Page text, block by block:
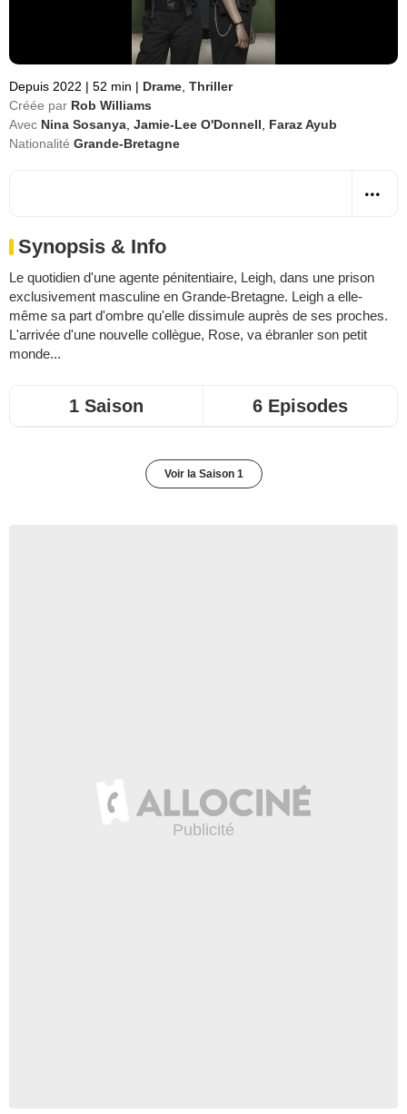
Depuis 2022 | 52 min | Drame Thriller
Créée par Rob Williams
Avec Nina Sosanya Jamie-Lee O'Donnell
Faraz Ayub
Nationalité Grande-Bretagne
Synopsis & Info
Le quotidien d'une agente pénitentiaire, Leigh, dans une prison
exclusivement masculine en Grande-Bretagne. Leigh a elle-
même sa part d'ombre qu'elle dissimule auprès de ses proches.
L'arrivée d'une nouvelle collègue, Rose, va ébranler son petit
monde...
1 Saison 6 Episodes
Voir la Saison 1